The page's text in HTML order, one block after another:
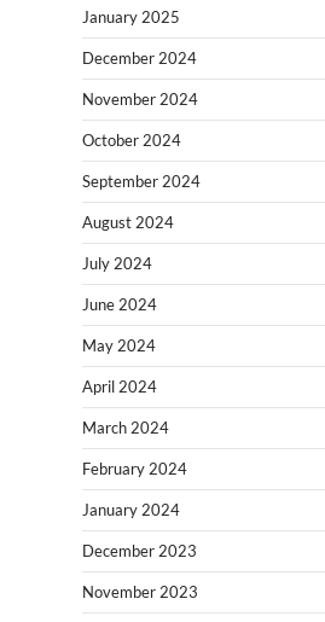
January 2025
December 2024
November 2024
October 2024
September 2024
August 2024
July 2024
June 2024
May 2024
April 2024
March 2024
February 2024
January 2024
December 2023
November 2023